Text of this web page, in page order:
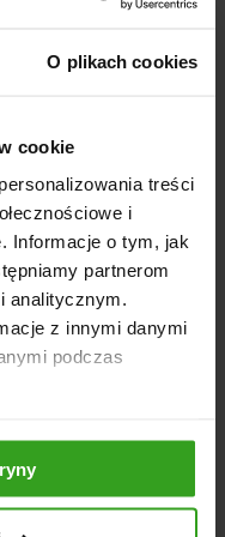
O plikach cookies
cookie
treści
i
Informacje o tym, jak
partnerom
analitycznym.
z innymi danymi
podczas